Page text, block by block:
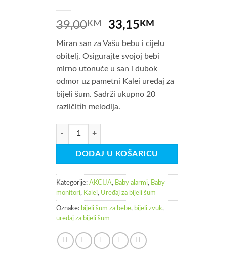
39,00KM
Izvorna
bila
je:
39,00KM.
33,15 KM
je:
33,15KM.
Miran san za Vašu bebu i cijelu
obitelj. Osigurajte svojoj bebi
mirno utonuće u san i dubok
odmor uz pametni Kalei uređaj za
bijeli šum. Sadrži ukupno 20
različitih melodija.
Kalei Uređaj za bijeli šum WN01 količina
DODAJ U KOŠARICU
Kategorije: AKCIJA, Baby alarmi, Baby
monitori, Kalei, Uređaj za bijeli šum
Oznake: bijeli šum za bebe, bijeli zvuk,
uređaj za bijeli šum